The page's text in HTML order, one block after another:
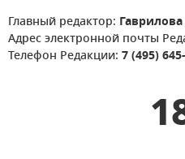
Главный редактор:
Адрес электронной почты
Телефон Редакции: 7 (495)